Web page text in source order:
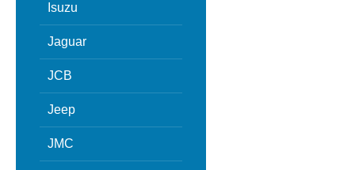
Isuzu
Jaguar
JCB
Jeep
JMC